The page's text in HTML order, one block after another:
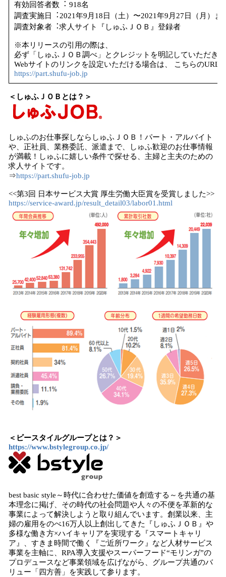
有効回答者数︓ 918名
調査実施日︓2021年9月18日（土）〜2021年9月27日（月）ま
調査対象者︓求人サイト『しゅふＪＯＢ』登録者
※本リリースの引用の際は、
必ず「しゅふＪＯＢ調べ」とクレジットを明記していただき
Webサイトのリンクを設定いただける場合は、 こちらのURL
https://part.shufu-job.jp
＜しゅふＪＯＢとは？＞
しゅふのお仕事探しならしゅふＪＯＢ！パート・アルバイト
や、正社員、業務委託、派遣まで、しゅふ歓迎のお仕事情報
が満載！しゅふに嬉しい条件で探せる、主婦と主夫のための
求人サイトです。
⇒https://part.shufu-job.jp
<<第3回 日本サービス大賞 厚生労働大臣賞を受賞しました>>
https://service-award.jp/result_detail03/labor01.html
＜ビースタイルグループとは？＞
https://www.bstylegroup.co.jp/
best basic style～時代に合わせた価値を創造する～を共通の基
本理念に掲げ、その時代の社会問題や人々の不便を革新的な
事業によって解決しようと取り組んでいます。創業以来、主
婦の雇用をのべ16万人以上創出してきた『しゅふＪＯＢ』や
多様な働き方×ハイキャリアを実現する『スマートキャリ
ア』、すきま時間で働く『ご近所ワーク』など人材サービス
事業を主軸に、RPA導入支援やスーパーフード“モリンガ”の
プロデュースなど事業領域を広げながら、グループ共通のバ
リュー「四方善」を実践して参ります。